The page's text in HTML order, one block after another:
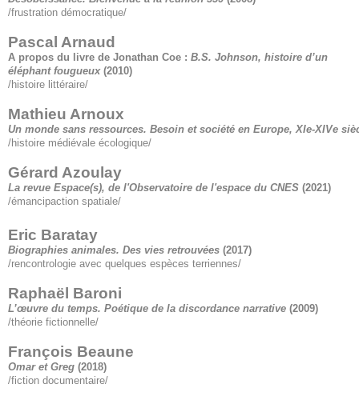
/frustration démocratique/
Pascal Arnaud
A propos du livre de Jonathan Coe : B.S. Johnson, histoire d’un
éléphant fougueux (2010)
/histoire littéraire/
Mathieu Arnoux
Un monde sans ressources. Besoin et société en Europe, XIe-XIVe
/histoire médiévale écologique/
Gérard Azoulay
La revue Espace(s), de l'Observatoire de l'espace du CNES (2021)
/émancipaction spatiale/
Eric Baratay
Biographies animales. Des vies retrouvées (2017)
/rencontrologie avec quelques espèces terriennes/
Raphaël Baroni
L’œuvre du temps. Poétique de la discordance narrative (2009)
/théorie fictionnelle/
François Beaune
Omar et Greg (2018)
/fiction documentaire/